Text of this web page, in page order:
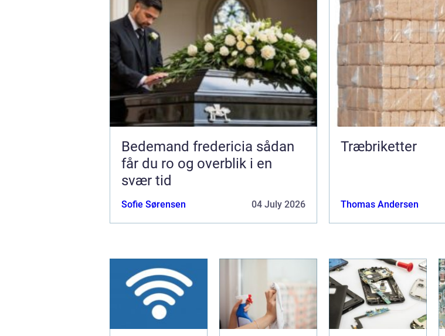
Bedemand fredericia sådan
får du ro og overblik i en
svær tid
Sofie Sørensen 04 July 2026
Træbriketter
Thomas Andersen